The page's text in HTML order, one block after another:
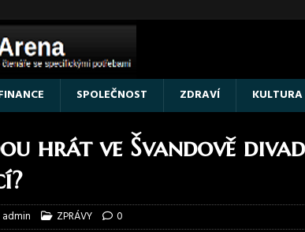
SPOLEČNOST ZDRAVÍ KULTURA
hrát ve Švandově
admin ZPRÁVY 0